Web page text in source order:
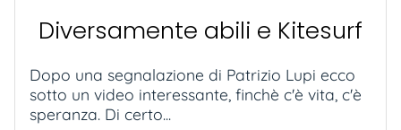
Diversamente abili e Kitesurf
Dopo una segnalazione di Patrizio Lupi ecco
sotto un video interessante, finchè c'è vita, c'è
speranza. Di certo...